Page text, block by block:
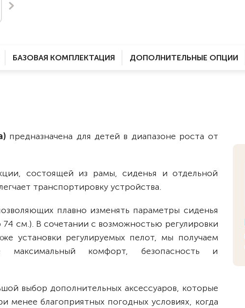
электроприводом
Приставки для кресел-
каталки
для дома
Ванна для инвалидов
Комнатные
бассейна
БАЗОВАЯ КОМПЛЕКТАЦИЯ ДОПОЛНИТЕЛЬНЫЕ ОПЦИИ
предназначена для детей в диапазоне роста от
состоящей из рамы, сиденья и отдельной
транспортировку устройства.
плавно изменять параметры сиденья
см.). В сочетании с возможностью регулировки
установки регулируемых пелот, мы получаем
максимальный комфорт, безопасность и
выбор дополнительных аксессуаров, которые
благоприятных погодных условиях, когда